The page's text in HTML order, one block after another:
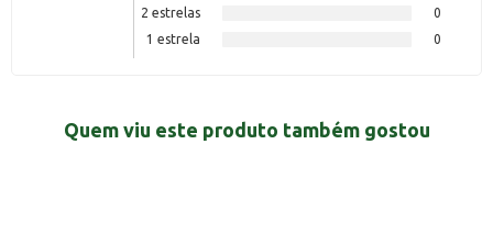
2 estrelas
0
1 estrela
0
Quem viu este produto também gostou